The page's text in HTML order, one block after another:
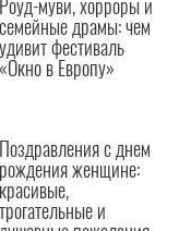
семейные драмы: чем
удивит фестиваль
«Окно в Европу»
Поздравления с днем
рождения женщине:
красивые,
трогательные и